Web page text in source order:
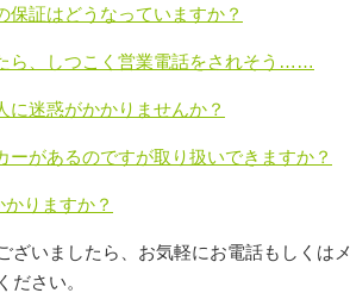
保証はどうなっていますか？
ら、しつこく営業電話をされそう……
に迷惑がかかりませんか？
ーがあるのですが取り扱いできますか？
りますか？
ざいましたら、お気軽にお電話もしくはメ
ださい。